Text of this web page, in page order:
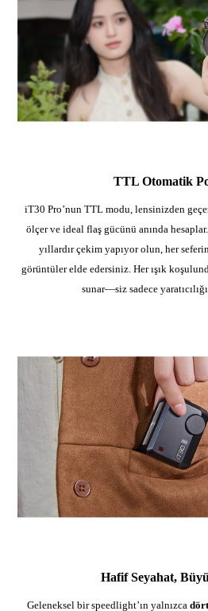
TTL Otomatik
iT30 Pro’nun TTL modu, lensinizden
ölçer ve ideal flaş gücünü anında
yıllardır çekim yapıyor olun, her
görüntüler elde edersiniz. Her ışık
sunar—siz sadece
Hafif Seyahat,
Geleneksel bir speedlight’ın yalnızca